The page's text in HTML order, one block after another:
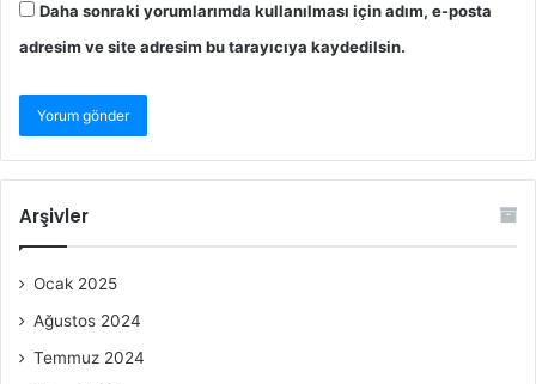
Daha sonraki yorumlarımda kullanılması için adım, e-posta
adresim ve site adresim bu tarayıcıya kaydedilsin.
Arşivler
Ocak 2025
Ağustos 2024
Temmuz 2024